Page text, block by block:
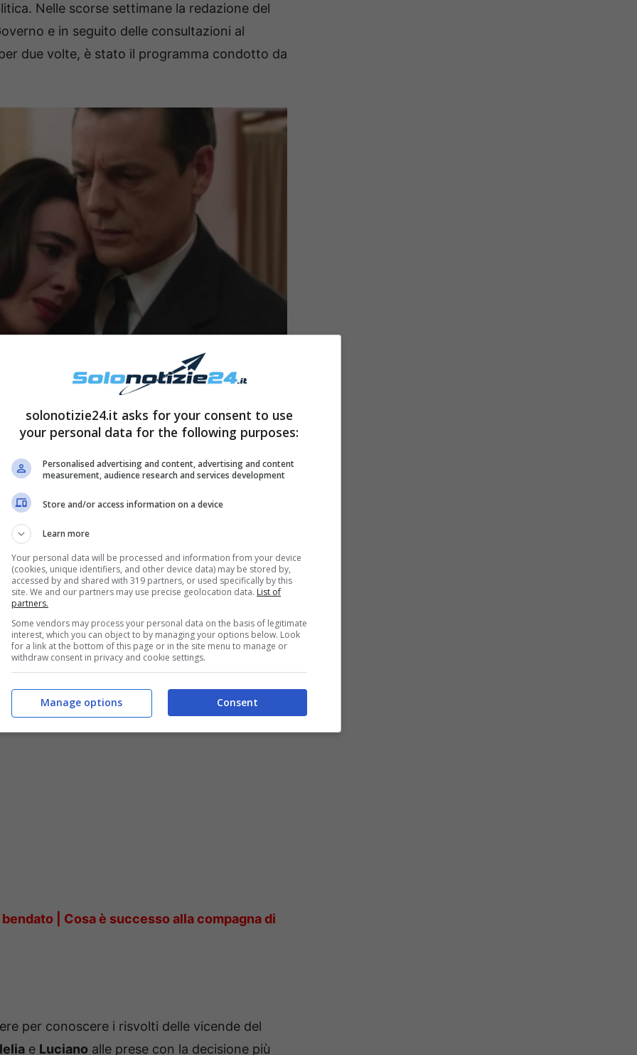
Nelle scorse settimane la redazione del
e in seguito delle consultazioni al
due volte, è stato il programma condotto da
Paradiso delle Signore . Al termine della puntata
da Serena Bortone, dalle 15:30 andrà in
del nuovo Presidente del Consiglio
in diretta da Palazzo Chigi. Salta
15:55. Non è escluso che la
dei cambiamenti anche per la settimana che
tale motivo, non ha comunicato quando
oggi. Con molta probabilità, lunedì potrebbe
Barbara d’Urso. E lei mi ha cacciato di
| Cosa è successo alla compagna di
per conoscere i risvolti delle vicende del
e Luciano alle prese con la decisione più
solonotizie24.it asks for your consent to use
your personal data for the following purposes:
Personalised advertising and content, advertising and content
measurement, audience research and services development
Store and/or access information on a device
Learn more
Your personal data will be processed and information from your device
(cookies, unique identifiers, and other device data) may be stored by,
accessed by and shared with 319 partners, or used specifically by this
site. We and our partners may use precise geolocation data. List of
partners.
Some vendors may process your personal data on the basis of legitimate
interest, which you can object to by managing your options below. Look
for a link at the bottom of this page or in the site menu to manage or
withdraw consent in privacy and cookie settings.
Consent
Manage options